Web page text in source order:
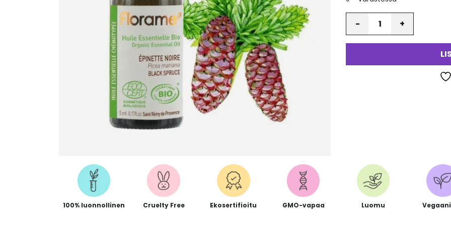
100% luonnollinen Cruelty Free Ekosertifioitu GMO-vapaa Luomu